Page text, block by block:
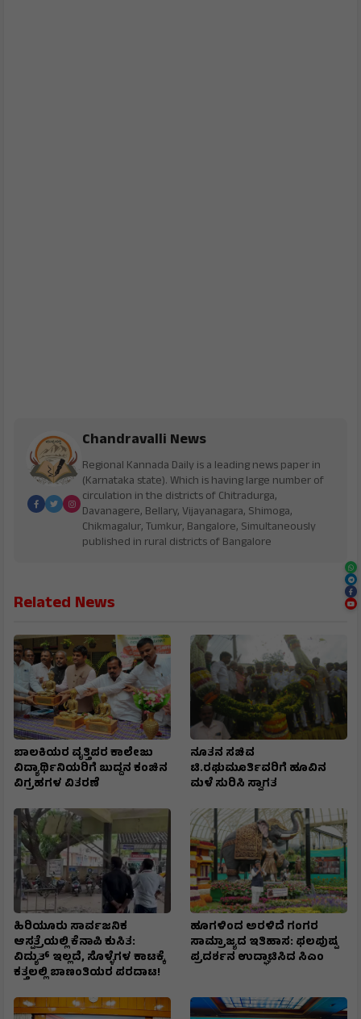
Chandravalli News
Regional Kannada Daily is a leading news paper in
(Karnataka state). Which is having large number of
circulation in the districts of Chitradurga,
Davanagere, Bellary, Vijayanagara, Shimoga,
Chikmagalur, Tumkur, Bangalore, Simultaneously
published in rural districts of Bangalore
Related News
ಬಾಲಕಿಯರ ವೃತ್ತಿಪರ ಕಾಲೇಜು
ವಿದ್ಯಾರ್ಥಿನಿಯರಿಗೆ ಬುದ್ದನ ಕಂಚಿನ
ವಿಗ್ರಹಗಳ ವಿತರಣೆ
ನೂತನ ಸಚಿವ
ಟಿ.ರಘುಮೂರ್ತಿವರಿಗೆ ಹೂವಿನ
ಮಳೆ ಸುರಿಸಿ ಸ್ವಾಗತ
ಹಿರಿಯೂರು ಸಾರ್ವಜನಿಕ
ಆಸ್ಪತ್ರೆಯಲ್ಲಿ ಕೆನಾಪಿ ಕುಸಿತ:
ವಿದ್ಯುತ್‌ ಇಲ್ಲದೆ, ಸೊಳ್ಳೆಗಳ ಕಾಟಕ್ಕೆ
ಕತ್ತಲಲ್ಲಿ ಬಾಣಂತಿಯರ ಪರದಾಟ!
ಹೂಗಳಿಂದ ಅರಳಿದೆ ಗಂಗರ
ಸಾಮ್ರಾಜ್ಯದ ಇತಿಹಾಸ: ಫಲಪುಷ್ಪ
ಪ್ರದರ್ಶನ ಉದ್ಘಾಟಿಸಿದ ಸಿಎಂ